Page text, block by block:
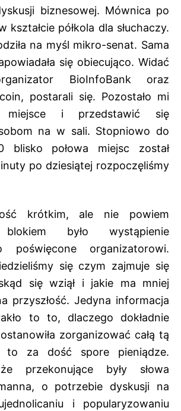
biznesowej. Mównica po
kształcie półkola dla słuchaczy.
na myśl mikro-senat. Sama
się obiecująco. Widać
BioInfoBank oraz
postarali się. Pozostało mi
i przedstawić się
na w sali. Stopniowo do
blisko połowa miejsc został
po dziesiątej rozpoczęliśmy
krótkim, ale nie powiem
blokiem było wystąpienie
poświęcone organizatorowi.
się czym zajmuje się
się wziął i jakie ma mniej
przyszłość. Jedyna informacja
to to, dlaczego dokładnie
zorganizować całą tą
to za dość spore pieniądze.
przekonujące były słowa
o potrzebie dyskusji na
i popularyzowaniu